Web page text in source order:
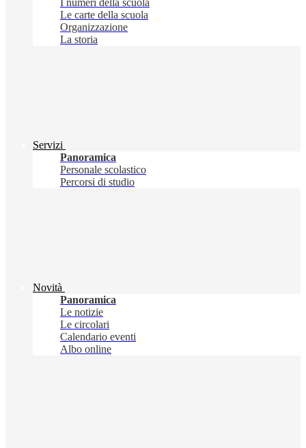
I numeri della scuola
Le carte della scuola
Organizzazione
La storia
Servizi
Panoramica
Personale scolastico
Percorsi di studio
Novità
Panoramica
Le notizie
Le circolari
Calendario eventi
Albo online